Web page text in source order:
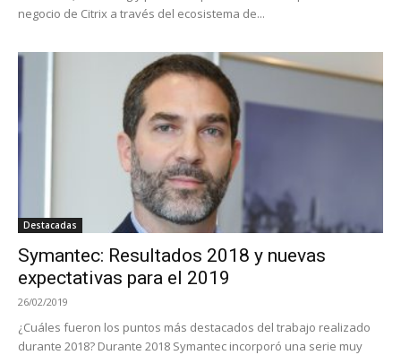
negocio de Citrix a través del ecosistema de...
Destacadas
Symantec: Resultados 2018 y nuevas
expectativas para el 2019
26/02/2019
¿Cuáles fueron los puntos más destacados del trabajo realizado
durante 2018? Durante 2018 Symantec incorporó una serie muy